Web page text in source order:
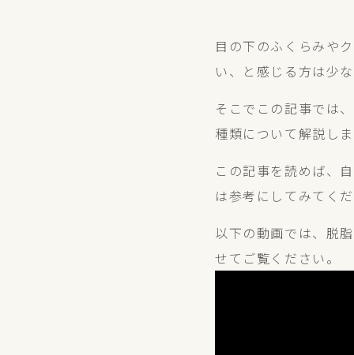
目の下のふくらみや
い、と感じる方は少
そこでこの記事では
種類について解説し
この記事を読めば、
は参考にしてみてく
以下の動画では、脱
せてご覧ください。